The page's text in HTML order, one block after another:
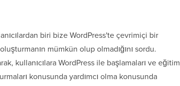
biri bize WordPress'te çevrimiçi bir
mümkün olup olmadığını sordu.
kullanıcılara WordPress ile başlamaları ve eğitim
konusunda yardımcı olma konusunda